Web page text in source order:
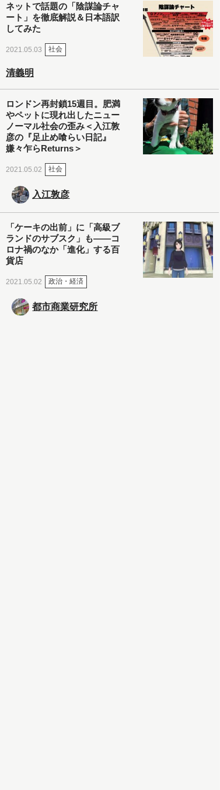
ネットで話題の「陰謀論チャ
ート」を徹底解説＆日本語訳
してみた
2021.05.03 社会
清義明
ロンドン再封鎖15週目。肥満
やペットに現れ出したニュー
ノーマル社会の歪み＜入江敦
彦の『足止め喰らい日記』
嫌々乍らReturns＞
2021.05.02 社会
入江敦彦
「ケーキの出前」に「高級ブ
ランドのサブスク」も――コ
ロナ禍のなか「進化」する百
貨店
2021.05.02 政治・経済
都市商業研究所